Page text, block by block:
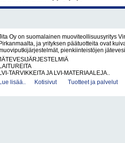
Oy on suomalainen muoviteollisuusyritys
Pirkanmaalta, ja yrityksen päätuotteita ovat
pienkiinteistöjen
LAITUREITA
LVI-TARVIKKEITA JA LVI-MATERIAALEJA..
Lue lisää..
Kotisivut Tuotteet ja palvelut